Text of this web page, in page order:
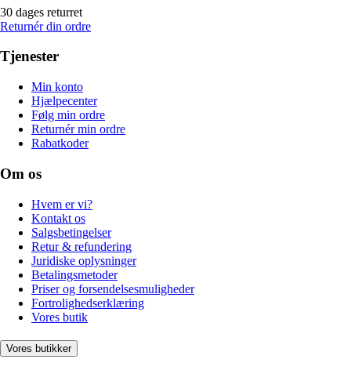
30 dages returret
Returnér din ordre
Tjenester
Min konto
Hjælpecenter
Følg min ordre
Returnér min ordre
Rabatkoder
Om os
Hvem er vi?
Kontakt os
Salgsbetingelser
Retur & refundering
Juridiske oplysninger
Betalingsmetoder
Priser og forsendelsesmuligheder
Fortrolighedserklæring
Vores butik
Vores butikker